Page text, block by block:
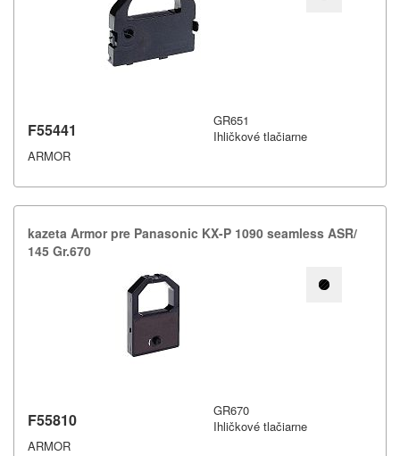
F55441
ARMOR
GR651
Ihličkové tlačiarne
kazeta Armor pre Panasonic KX-​P 1090 seamless ASR/​
145 Gr.​670
F55810
ARMOR
GR670
Ihličkové tlačiarne